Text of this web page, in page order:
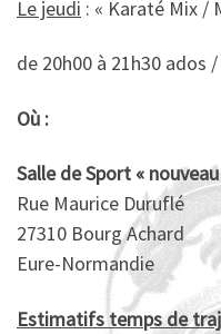
Le jeudi : « Karaté Mix /
de 20h00 à 21h30 ados
Où :
Salle de Sport «
Rue Maurice Duruflé
27310 Bourg Achard
Eure-Normandie
Estimatifs temps de